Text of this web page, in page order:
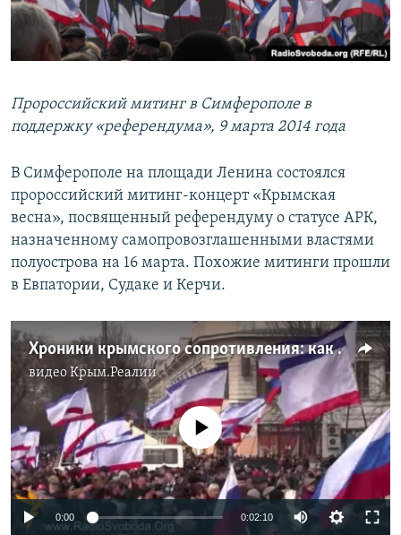
Пророссийский митинг в Симферополе в
поддержку «референдума», 9 марта 2014 года
В Симферополе на площади Ленина состоялся
пророссийский митинг-концерт «Крымская
весна», посвященный референдуму о статусе АРК,
назначенному самопровозглашенными властями
полуострова на 16 марта. Похожие митинги прошли
в Евпатории, Судаке и Керчи.
Хроники крымского сопротивления: как в Симферополе поддерживали Россию (видео)
видеоКрым.Реалии
No media source currently available
0:00 0:02:10